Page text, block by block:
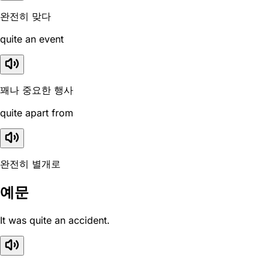
완전히 맞다
quite an event
꽤나 중요한 행사
quite apart from
완전히 별개로
예문
It was quite an accident.